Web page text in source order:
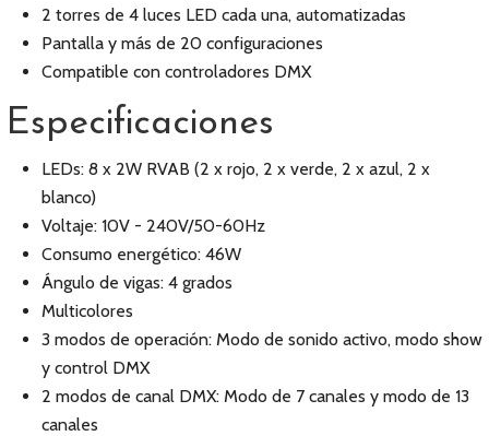
2 torres de 4 luces LED cada una, automatizadas
Pantalla y más de 20 configuraciones
Compatible con controladores DMX
Especificaciones
LEDs: 8 x 2W RVAB (2 x rojo, 2 x verde, 2 x azul, 2 x
blanco)
Voltaje: 10V - 240V/50-60Hz
Consumo energético: 46W
Ángulo de vigas: 4 grados
Multicolores
3 modos de operación: Modo de sonido activo, modo show
y control DMX
2 modos de canal DMX: Modo de 7 canales y modo de 13
canales